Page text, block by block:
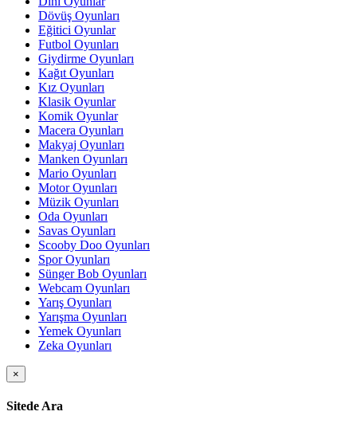
Dövüş Oyunları
Eğitici Oyunlar
Futbol Oyunları
Giydirme Oyunları
Kağıt Oyunları
Kız Oyunları
Klasik Oyunlar
Komik Oyunlar
Macera Oyunları
Makyaj Oyunları
Manken Oyunları
Mario Oyunları
Motor Oyunları
Müzik Oyunları
Oda Oyunları
Savas Oyunları
Scooby Doo Oyunları
Spor Oyunları
Sünger Bob Oyunları
Webcam Oyunları
Yarış Oyunları
Yarışma Oyunları
Yemek Oyunları
Zeka Oyunları
×
Sitede Ara